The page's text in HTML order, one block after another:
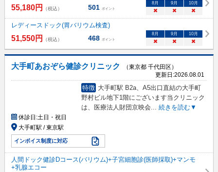
55,180円 （税込） 501 ポイント
8月 9月 10月
× × ×
レディースドック(胃バリウム検査)
51,550円 （税込） 468 ポイント
8月 9月 10月
× × ×
大手町あおぞら健診クリニック
（東京都 千代田区）
更新日:2026.08.01
特徴 大手町駅 B2a、A5出口直結の大手町
野村ビル地下1階にございます当クリニック
は、医療法人財団京映会
続きを読む▼
休診日:土日・祝日
大手町駅 / 東京駅
インボイス制度に対応
人間ドック健診Dコース(バリウム)+子宮細胞診(医師採取)+マンモ
+乳腺エコー